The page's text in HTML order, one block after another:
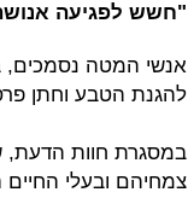
"חשש לפגיעה
אנשי המטה נסמכים,
להגנת הטבע וחתן פרס ישראל לשנת 2012 בגין
במסגרת חוות הדעת,
צמחיהם ובעלי החיים